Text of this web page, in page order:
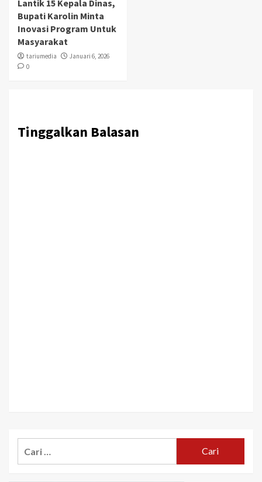
Lantik 15 Kepala Dinas,
Bupati Karolin Minta
Inovasi Program Untuk
Masyarakat
tariumedia
Januari 6, 2026
0
Tinggalkan Balasan